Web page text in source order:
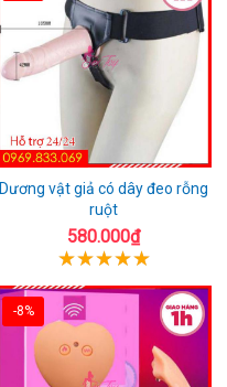
Dương vật giả có dây đeo rỗng
ruột
580.000₫
-8%